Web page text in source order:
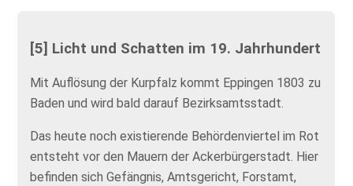
[5] Licht und Schatten im 19. Jahrhundert
Mit Auflösung der Kurpfalz kommt Eppingen 1803 zu
Baden und wird bald darauf Bezirksamtsstadt.
Das heute noch existierende Behördenviertel im Rot
entsteht vor den Mauern der Ackerbürgerstadt. Hier
befinden sich Gefängnis, Amtsgericht, Forstamt,